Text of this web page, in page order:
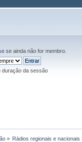
se ainda não for membro.
duração da sessão
» Rádios regionais e nacionais